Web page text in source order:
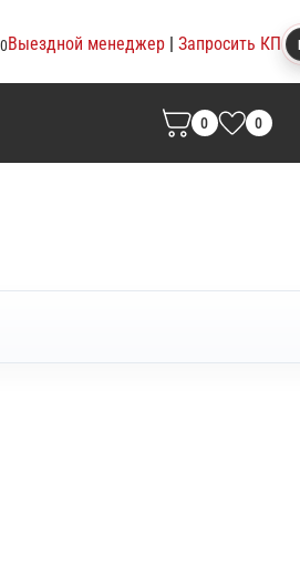
Выездной менеджер | Запросить КП
0 0